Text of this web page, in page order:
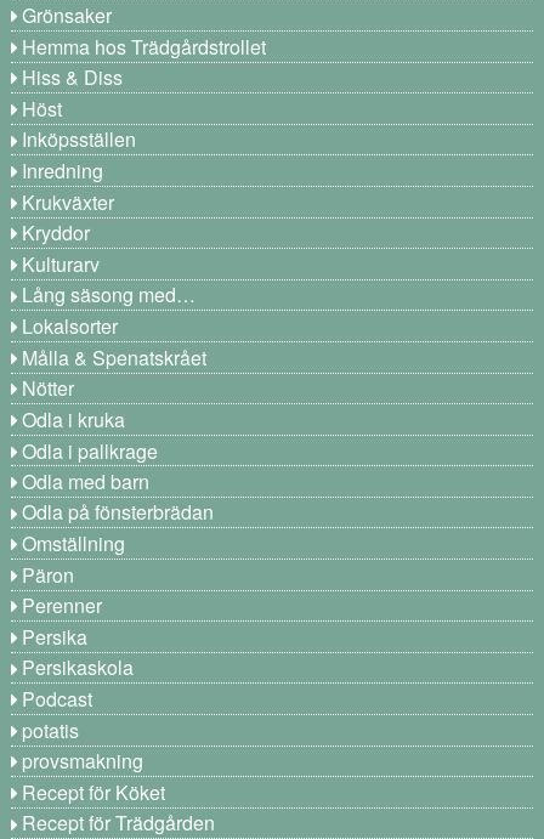
Grönsaker
Hemma hos Trädgårdstrollet
Hiss & Diss
Höst
Inköpsställen
Inredning
Krukväxter
Kryddor
Kulturarv
Lång säsong med…
Lokalsorter
Målla & Spenatskrået
Nötter
Odla i kruka
Odla i pallkrage
Odla med barn
Odla på fönsterbrädan
Omställning
Päron
Perenner
Persika
Persikaskola
Podcast
potatis
provsmakning
Recept för Köket
Recept för Trädgården